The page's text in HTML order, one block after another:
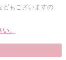
どもございますの
。